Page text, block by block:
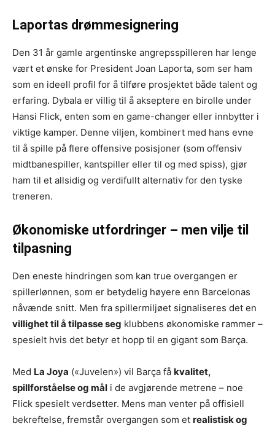
Laportas drømmesignering
Den 31 år gamle argentinske angrepsspilleren har lenge
vært et ønske for President Joan Laporta, som ser ham
som en ideell profil for å tilføre prosjektet både talent og
erfaring. Dybala er villig til å akseptere en birolle under
Hansi Flick, enten som en game-changer eller innbytter i
viktige kamper. Denne viljen, kombinert med hans evne
til å spille på flere offensive posisjoner (som offensiv
midtbanespiller, kantspiller eller til og med spiss), gjør
ham til et allsidig og verdifullt alternativ for den tyske
treneren.
Økonomiske utfordringer – men vilje til
tilpasning
Den eneste hindringen som kan true overgangen er
spillerlønnen, som er betydelig høyere enn Barcelonas
nåvænde snitt. Men fra spillermiljøet signaliseres det en
villighet til å tilpasse seg klubbens økonomiske rammer –
spesielt hvis det betyr et hopp til en gigant som Barça.
Med La Joya («Juvelen») vil Barça få kvalitet,
spillforståelse og mål i de avgjørende metrene – noe
Flick spesielt verdsetter. Mens man venter på offisiell
bekreftelse, fremstår overgangen som et realistisk og